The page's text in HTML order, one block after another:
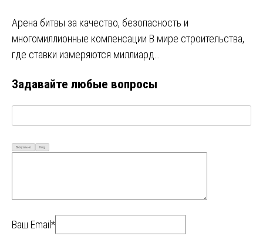
Арена битвы за качество, безопасность и
многомиллионные компенсации В мире строительства,
где ставки измеряются миллиард…
Задавайте любые вопросы
Визуально Код
Ваш Email*